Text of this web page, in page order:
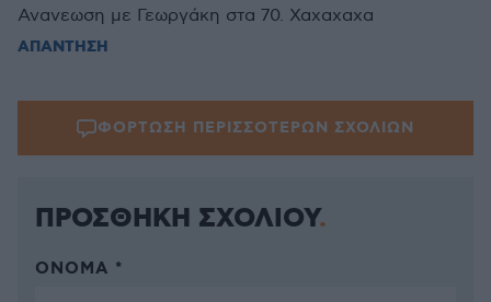
Ανανεωση με Γεωργάκη στα 70. Χαχαχαχα
ΑΠΑΝΤΗΣΗ
ΦΟΡΤΩΣΗ ΠΕΡΙΣΣΟΤΕΡΩΝ ΣΧΟΛΙΩΝ
ΠΡΟΣΘΗΚΗ ΣΧΟΛΙΟΥ
ΌΝΟΜΑ *